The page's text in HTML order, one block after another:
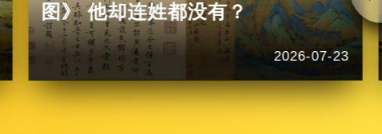
图》 他却连姓都没有？
2026-07-23